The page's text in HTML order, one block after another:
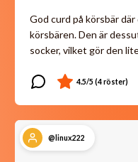
God curd på körsbär
körsbären. Den är
socker, vilket gör den
@linux222